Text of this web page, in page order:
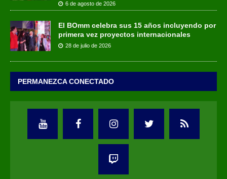
6 de agosto de 2026
El BOmm celebra sus 15 años incluyendo por
primera vez proyectos internacionales
28 de julio de 2026
PERMANEZCA CONECTADO